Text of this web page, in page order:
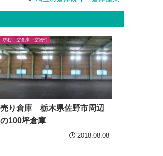
求む！空倉庫・空物件
売り倉庫 栃木県佐野市周辺
の100坪倉庫
2018.08.08